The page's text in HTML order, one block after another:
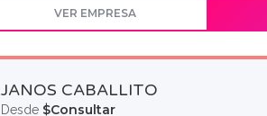
VER EMPRESA
JANOS CABALLITO
Desde $Consultar